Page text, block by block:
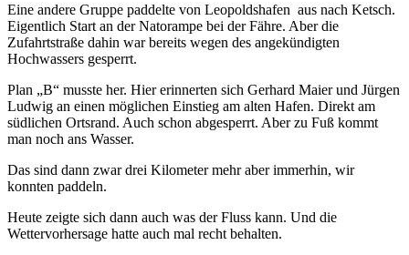
Eine andere Gruppe paddelte von Leopoldshafen aus nach Ketsch.
Eigentlich Start an der Natorampe bei der Fähre. Aber die
Zufahrtstraße dahin war bereits wegen des angekündigten
Hochwassers gesperrt.
Plan „B“ musste her. Hier erinnerten sich Gerhard Maier und Jürgen
Ludwig an einen möglichen Einstieg am alten Hafen. Direkt am
südlichen Ortsrand. Auch schon abgesperrt. Aber zu Fuß kommt
man noch ans Wasser.
Das sind dann zwar drei Kilometer mehr aber immerhin, wir
konnten paddeln.
Heute zeigte sich dann auch was der Fluss kann. Und die
Wettervorhersage hatte auch mal recht behalten.